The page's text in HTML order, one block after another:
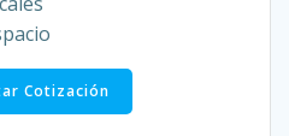
Cotización